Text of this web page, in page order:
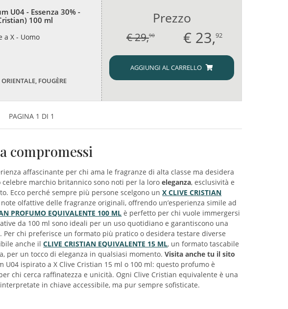
U04 - Essenza 30% -
100 ml
a X - Uomo
ORIENTALE, FOUGÈRE
Prezzo
€ 29,90 € 23,92
AGGIUNGI AL CARRELLO
PAGINA 1 DI 1
compromessi
affascinante per chi ama le fragranze di alta classe ma desidera
marchio britannico sono noti per la loroeleganza, esclusività e
Ecco perché sempre più persone scelgono unX CLIVE CRISTIAN
olfattive delle fragranze originali, offrendo un’esperienza simile ad
PROFUMO EQUIVALENTE 100 ML è perfetto per chi vuole immergersi
da 100 ml sono ideali per un uso quotidiano e garantiscono una
Per chi preferisce un formato più pratico o desidera testare diverse
anche ilCLIVE CRISTIAN EQUIVALENTE 15 ML, un formato tascabile
per un tocco di eleganza in qualsiasi momento.Visita anche tu il sito
ispirato a X Clive Cristian 15 ml o 100 ml: questo profumo è
chi cerca raffinatezza e unicità. Ogni Clive Cristian equivalente è una
in chiave accessibile, ma pur sempre sofisticate.